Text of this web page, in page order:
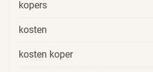
kopers
kosten
kosten koper